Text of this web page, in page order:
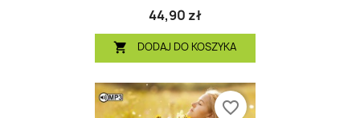
44,90 zł
 DODAJ DO KOSZYKA
favorite_border